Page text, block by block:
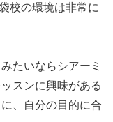
校の環境は非常に
たいならシアーミ
スンに興味がある
、自分の目的に合